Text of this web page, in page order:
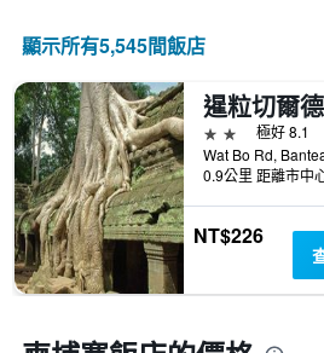
表
具
有
1
條
Y
軸，
顯
示
房
間
的
顯示所有5,545間飯店
2星級
極好 8.1
0.9公里 距離市中
NT$226